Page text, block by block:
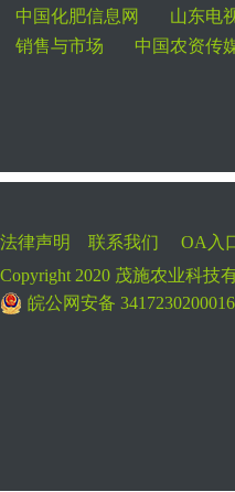
中国化肥信息网
山东电
销售与市场
中国农资传
法律声明 联系我们 OA入
Copyright 2020 茂施农业科
皖公网安备